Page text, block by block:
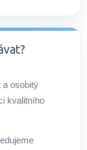
a osobitý
kvalitního